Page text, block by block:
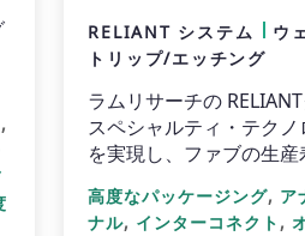
,
RELIANT システム
ウ
トリップ/エッチング
ラムリサーチの
スペシャルティ・テク
を実現し、ファブの生産
高度なパッケージング, ア
ナル, インターコネクト ,